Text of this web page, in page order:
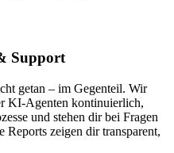
Support
getan – im Gegenteil. Wir
KI-Agenten kontinuierlich,
und stehen dir bei Fragen
zeigen dir transparent,